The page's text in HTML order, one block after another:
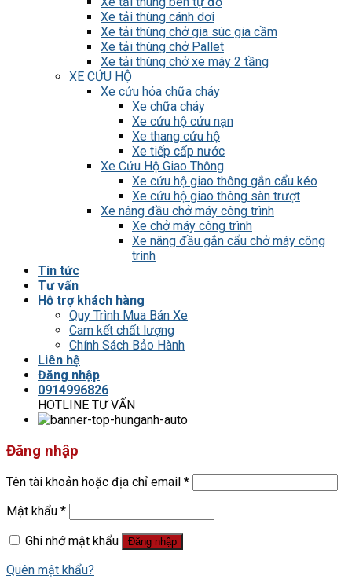
Xe tải thùng cánh dơi
Xe tải thùng chở gia súc gia cầm
Xe tải thùng chở Pallet
Xe tải thùng chở xe máy 2 tầng
XE CỨU HỘ
Xe cứu hỏa chữa cháy
Xe chữa cháy
Xe cứu hộ cứu nạn
Xe thang cứu hộ
Xe tiếp cấp nước
Xe Cứu Hộ Giao Thông
Xe cứu hộ giao thông gắn cẩu kéo
Xe cứu hộ giao thông sàn trượt
Xe nâng đầu chở máy công trình
Xe chở máy công trình
Xe nâng đầu gắn cẩu chở máy công
trình
Tin tức
Tư vấn
Hỗ trợ khách hàng
Quy Trình Mua Bán Xe
Cam kết chất lượng
Chính Sách Bảo Hành
Liên hệ
Đăng nhập
0914996826
HOTLINE TƯ VẤN
Đăng nhập
Tên tài khoản hoặc địa chỉ email *
Mật khẩu *
Ghi nhớ mật khẩu
Đăng nhập
Quên mật khẩu?